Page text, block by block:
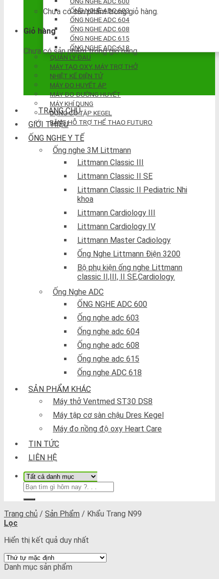
Chưa có sản phẩm trong giỏ hàng.
Giỏ hàng
Chưa có sản phẩm trong giỏ hàng.
ỐNG NGHE ADC 603
ỐNG NGHE ADC 604
ỐNG NGHE ADC 608
ỐNG NGHE ADC 615
ỐNG NGHE ADC 618
QUẢN LÝ ĐAU
MÁY TẠO OXY, MÁY TRỢ THỞ
NHIỆT KẾ ĐIỆN TỬ
MÁY ĐO HUYẾT ÁP
MÁY ĐO ĐƯỜNG HUYẾT
MÁY KHÍ DUNG
DỤNG CỤ TẬP KEGEL
BĂNG HỖ TRỢ THỂ THAO FUTURO
TRANG CHỦ
GIỚI THIỆU
ỐNG NGHE Y TẾ
Ống nghe 3M Littmann
Littmann Classic III
Littmann Classic II SE
Littmann Classic II Pediatric Nhi
khoa
Littmann Cardiology III
Littmann Cardiology IV
Littmann Master Cadiology
Ống Nghe Littmann Điện 3200
Bộ phụ kiện ống nghe Littmann
classic II,III, II SE,Cardiology.
Ống Nghe ADC
ỐNG NGHE ADC 600
Ống nghe adc 603
Ống nghe adc 604
Ống nghe adc 608
Ống nghe adc 615
Ống nghe ADC 618
SẢN PHẨM KHÁC
Máy thở Ventmed ST30 DS8
Máy tập cơ sàn chậu Dres Kegel
Máy đo nồng độ oxy Heart Care
TIN TỨC
LIÊN HỆ
Trang chủ / Sản Phẩm / Khẩu Trang N99
Lọc
Hiển thị kết quả duy nhất
Danh mục sản phẩm